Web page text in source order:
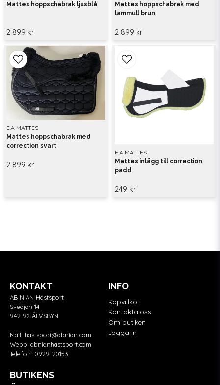
Mattes hoppschabrak ljusblå
2 899 kr
Mattes hoppschabrak med
lammull brun
2 899 kr
E.A MATTES
Mattes hoppschabrak med
correction svart
2 899 kr
E.A MATTES
Mattes inlägg till correction
padd
249 kr
KONTAKT
AB NIAN Hästsport
Svedjan 14
942 92 ÄLVSBYN
Mail: hastsport@abnian.com
Webb: abnianhastsport.com
Telefon: 0929-20153
BUTIKENS
INFO
Köpvillkor
Kontakta oss
Om butiken
Logga in